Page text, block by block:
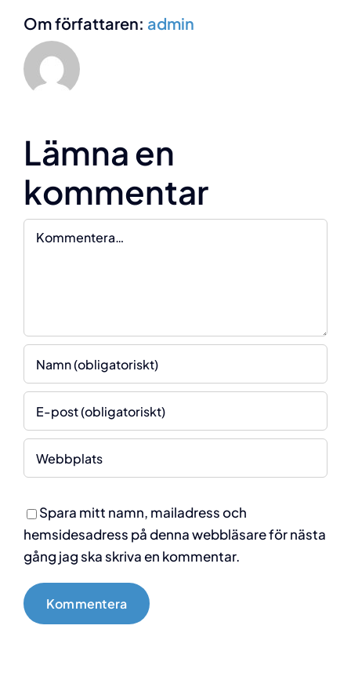
Om författaren: admin
Lämna en
kommentar
Kommentar
Spara mitt namn, mailadress och
hemsidesadress på denna webbläsare för nästa
gång jag ska skriva en kommentar.
Våra öppettider
Vårt kontor
Tryck här för Google
Kontakt
08 408 054 80